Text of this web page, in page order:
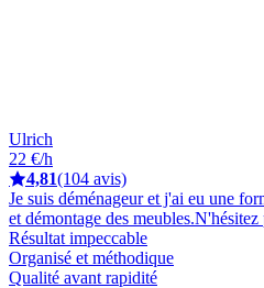
Ulrich
22 €/h
4,81(104 avis)
Je suis déménageur et j'ai eu une
et démontage des meubles.N'hésitez
Résultat impeccable
Organisé et méthodique
Qualité avant rapidité